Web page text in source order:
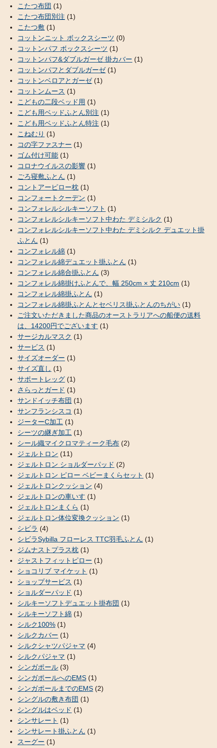
こたつ布団 (1)
こたつ布団別注 (1)
こたつ敷 (1)
コットンニット ボックスシーツ (0)
コットンパフ ボックスシーツ (1)
コットンパフ&ダブルガーゼ 掛カバー (1)
コットンパフとダブルガーゼ(1)
コットンベロアとガーゼ(1)
コットンムース (1)
こどもの二段ベッド用 (1)
こども用ベッドふとん別注 (1)
こども用ベッドふとん特注 (1)
こねむり (1)
コの字ファスナー (1)
ゴム付け可能 (1)
コロナウイルスの影響 (1)
ごろ寝敷ふとん (1)
コントアーピロー枕 (1)
コンフォートクーデン (1)
コンフォレルシルキーソフト (1)
コンフォレルシルキーソフト中わた デミシルク (1)
コンフォレルシルキーソフト中わた デミシルク デュエット掛
ふとん (1)
コンフォレル綿 (1)
コンフォレル綿デュエット掛ふとん (1)
コンフォレル綿合掛ふとん (3)
コンフォレル綿掛けふとんで、幅 250cm × 丈 210cm (1)
コンフォレル綿掛ふとん (1)
コンフォレル綿掛ふとんとセベリス掛ふとんのちがい (1)
ご注文いただきました商品のオーストラリアへの船便の送料
は、14200円でございます (1)
サージカルマスク (1)
サービス (1)
サイズオーダー (1)
サイズ直し (1)
サポートレッグ (1)
さらっとガード (1)
サンドイッチ布団 (1)
サンフランシスコ (1)
ジーターC加工 (1)
シーツの継ぎ加工 (1)
シール織マイクロマティーク毛布 (2)
ジェルトロン (11)
ジェルトロン ショルダーパッド (2)
ジェルトロン ピロー ベビーまくらセット (1)
ジェルトロンクッション (4)
ジェルトロンの車いす (1)
ジェルトロンまくら (1)
ジェルトロン体位変換クッション (1)
シビラ (4)
シビラSybilla フローレス TTC羽毛ふとん (1)
ジムナストプラス枕 (1)
ジャストフィットピロー (1)
ショコリブ マイケット (1)
ショップサービス (1)
ショルダーパッド (1)
シルキーソフトデュエット掛布団 (1)
シルキーソフト綿 (1)
シルク100% (1)
シルクカバー (1)
シルクシャツパジャマ (4)
シルクパジャマ (1)
シンガポール (3)
シンガポールへのEMS (1)
シンガポールまでのEMS (2)
シングルの敷き布団 (1)
シングルはベッド (1)
シンサレート (1)
シンサレート掛ふとん (1)
スーグー (1)